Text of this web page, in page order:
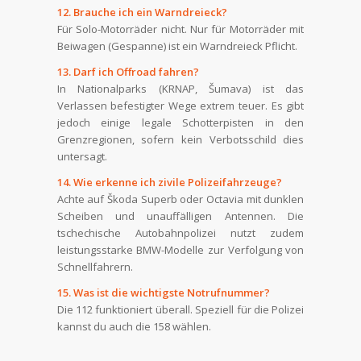
12. Brauche ich ein Warndreieck?
Für Solo-Motorräder nicht. Nur für Motorräder mit
Beiwagen (Gespanne) ist ein Warndreieck Pflicht.
13. Darf ich Offroad fahren?
In Nationalparks (KRNAP, Šumava) ist das
Verlassen befestigter Wege extrem teuer. Es gibt
jedoch einige legale Schotterpisten in den
Grenzregionen, sofern kein Verbotsschild dies
untersagt.
14. Wie erkenne ich zivile Polizeifahrzeuge?
Achte auf Škoda Superb oder Octavia mit dunklen
Scheiben und unauffälligen Antennen. Die
tschechische Autobahnpolizei nutzt zudem
leistungsstarke BMW-Modelle zur Verfolgung von
Schnellfahrern.
15. Was ist die wichtigste Notrufnummer?
Die 112 funktioniert überall. Speziell für die Polizei
kannst du auch die 158 wählen.